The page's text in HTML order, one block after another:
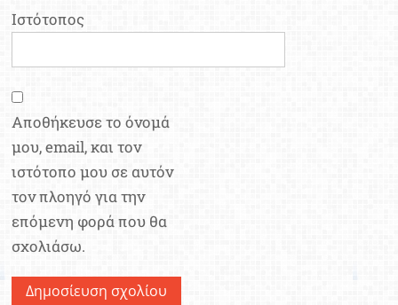
Ιστότοπος
Αποθήκευσε το όνομά
μου, email, και τον
ιστότοπο μου σε αυτόν
τον πλοηγό για την
επόμενη φορά που θα
σχολιάσω.